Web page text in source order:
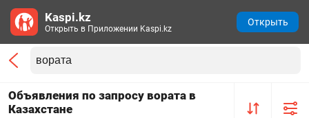
Объявления по запросу вората в
Казахстане
Kaspi.kz
Открыть в Приложении Kaspi.kz
Открыть